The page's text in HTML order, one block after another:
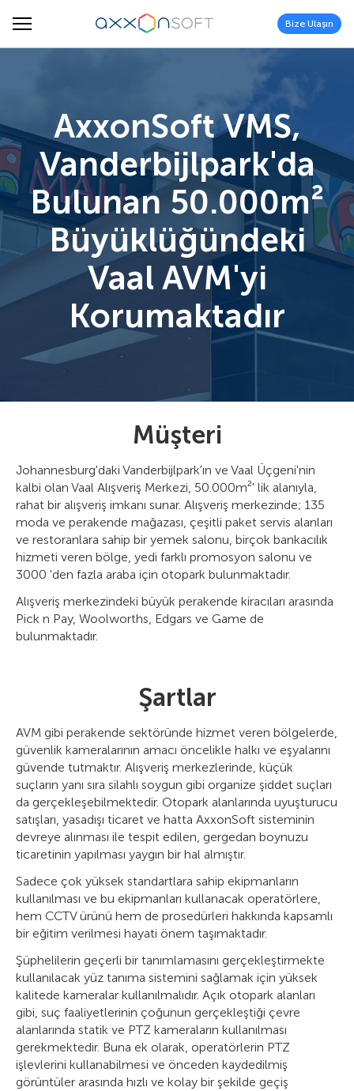
Bize Ulaşın
AxxonSoft VMS,
Vanderbijlpark'da
Bulunan 50.000m²
Büyüklüğündeki
Vaal AVM'yi
Korumaktadır
Müşteri
Johannesburg'daki Vanderbijlpark'ın ve Vaal Üçgeni'nin
kalbi olan Vaal Alışveriş Merkezi, 50.000m²' lik alanıyla,
rahat bir alışveriş imkanı sunar. Alışveriş merkezinde; 135
moda ve perakende mağazası, çeşitli paket servis alanları
ve restoranlara sahip bir yemek salonu, birçok bankacılık
hizmeti veren bölge, yedi farklı promosyon salonu ve
3000 'den fazla araba için otopark bulunmaktadır.
Alışveriş merkezindeki büyük perakende kiracıları arasında
Pick n Pay, Woolworths, Edgars ve Game de
bulunmaktadır.
Şartlar
AVM gibi perakende sektöründe hizmet veren bölgelerde,
güvenlik kameralarının amacı öncelikle halkı ve eşyalarını
güvende tutmaktır. Alışveriş merkezlerinde, küçük
suçların yanı sıra silahlı soygun gibi organize şiddet suçları
da gerçekleşebilmektedir. Otopark alanlarında uyuşturucu
satışları, yasadışı ticaret ve hatta AxxonSoft sisteminin
devreye alınması ile tespit edilen, gergedan boynuzu
ticaretinin yapılması yaygın bir hal almıştır.
Sadece çok yüksek standartlara sahip ekipmanların
kullanılması ve bu ekipmanları kullanacak operatörlere,
hem CCTV ürünü hem de prosedürleri hakkında kapsamlı
bir eğitim verilmesi hayati önem taşımaktadır.
Şüphelilerin geçerli bir tanımlamasını gerçekleştirmekte
kullanılacak yüz tanıma sistemini sağlamak için yüksek
kalitede kameralar kullanılmalıdır. Açık otopark alanları
gibi, suç faaliyetlerinin çoğunun gerçekleştiği çevre
alanlarında statik ve PTZ kameraların kullanılması
gerekmektedir. Buna ek olarak, operatörlerin PTZ
işlevlerini kullanabilmesi ve önceden kaydedilmiş
görüntüler arasında hızlı ve kolay bir şekilde geçiş